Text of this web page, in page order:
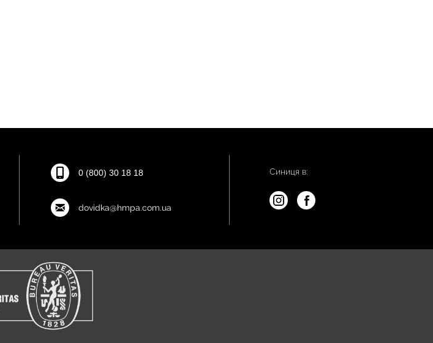
0 (800) 30 18 18
dovidka@hmpa.com.ua
Синиця в: